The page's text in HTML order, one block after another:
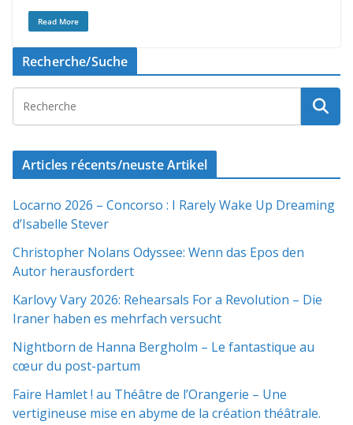
Read More
Recherche/Suche
Articles récents/neuste Artikel
Locarno 2026 – Concorso : I Rarely Wake Up Dreaming
d’Isabelle Stever
Christopher Nolans Odyssee: Wenn das Epos den
Autor herausfordert
Karlovy Vary 2026: Rehearsals For a Revolution – Die
Iraner haben es mehrfach versucht
Nightborn de Hanna Bergholm – Le fantastique au
cœur du post-partum
Faire Hamlet ! au Théâtre de l’Orangerie – Une
vertigineuse mise en abyme de la création théâtrale.